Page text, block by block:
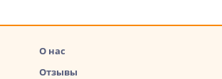
О нас
Отзывы